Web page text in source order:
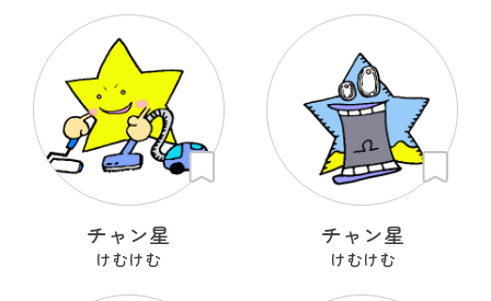
チャン星
けむけむ
チャン星
けむけむ